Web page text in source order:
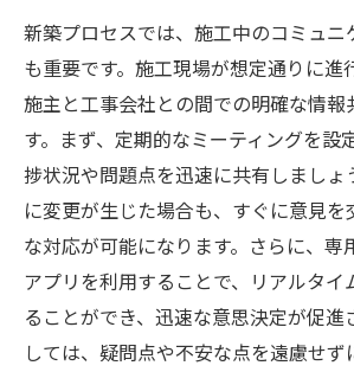
新築プロセスでは、施工中のコミュニ
も重要です。施工現場が想定通りに進
施主と工事会社との間での明確な情報
す。まず、定期的なミーティングを設
捗状況や問題点を迅速に共有しましょ
に変更が生じた場合も、すぐに意見
な対応が可能になります。さらに、専
アプリを利用することで、リアルタイ
ることができ、迅速な意思決定が促進
しては、疑問点や不安な点を遠慮せ